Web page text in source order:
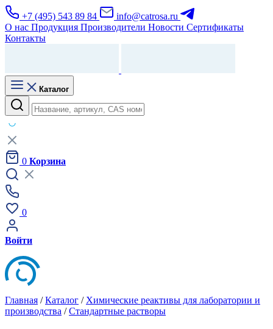
+7 (495) 543 89 84
info@catrosa.ru
О нас Продукция Производители Новости Сертификаты
Контакты
Каталог
0 Корзина
0
Войти
Главная /Каталог / Химические реактивы для лаборатории и
производства /Стандартные растворы